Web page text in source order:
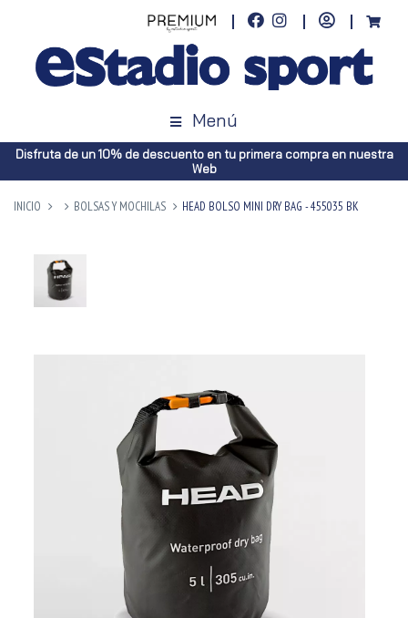
Menú
Disfruta de un 10% de descuento en tu primera compra en nuestra
Web
INICIO BOLSAS Y MOCHILAS HEAD BOLSO MINI DRY BAG - 455035 BK